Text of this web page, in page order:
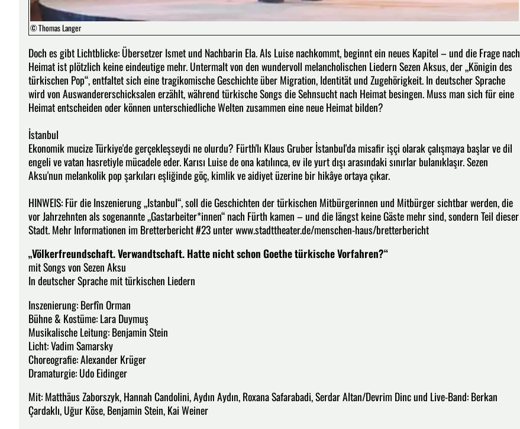
© Thomas Langer
Doch es gibt Lichtblicke: Übersetzer Ismet und Nachbarin Ela. Als Luise nachkommt, beginnt ein neues Kapitel – und die Frage nach
Heimat ist plötzlich keine eindeutige mehr. Untermalt von den wundervoll melancholischen Liedern Sezen Aksus, der „Königin des
türkischen Pop“, entfaltet sich eine tragikomische Geschichte über Migration, Identität und Zugehörigkeit. In deutscher Sprache
wird von Auswandererschicksalen erzählt, während türkische Songs die Sehnsucht nach Heimat besingen. Muss man sich für eine
Heimat entscheiden oder können unterschiedliche Welten zusammen eine neue Heimat bilden?
İstanbul
Ekonomik mucize Türkiye'de gerçekleşseydi ne olurdu? Fürth'lı Klaus Gruber İstanbul'da misafir işçi olarak çalışmaya başlar ve dil
engeli ve vatan hasretiyle mücadele eder. Karısı Luise de ona katılınca, ev ile yurt dışı arasındaki sınırlar bulanıklaşır. Sezen
Aksu'nun melankolik pop şarkıları eşliğinde göç, kimlik ve aidiyet üzerine bir hikâye ortaya çıkar.
HINWEIS: Für die Inszenierung „Istanbul“, soll die Geschichten der türkischen Mitbürgerinnen und Mitbürger sichtbar werden, die
vor Jahrzehnten als sogenannte „Gastarbeiter*innen“ nach Fürth kamen – und die längst keine Gäste mehr sind, sondern Teil dieser
Stadt. Mehr Informationen im Bretterbericht #23 unter www.stadttheater.de/menschen-haus/bretterbericht
„Völkerfreundschaft. Verwandtschaft. Hatte nicht schon Goethe türkische Vorfahren?“
mit Songs von Sezen Aksu
In deutscher Sprache mit türkischen Liedern
Inszenierung: Berfîn Orman
Bühne & Kostüme: Lara Duymuş
Musikalische Leitung: Benjamin Stein
Licht: Vadim Samarsky
Choreografie: Alexander Krüger
Dramaturgie: Udo Eidinger
Mit: Matthäus Zaborszyk, Hannah Candolini, Aydın Aydın, Roxana Safarabadi, Serdar Altan/Devrim Dinc und Live-Band: Berkan
Çardaklı, Uğur Köse, Benjamin Stein, Kai Weiner